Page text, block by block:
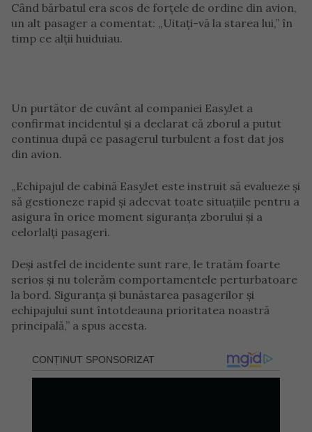
Când bărbatul era scos de forțele de ordine din avion,
un alt pasager a comentat: „Uitați-vă la starea lui,” în
timp ce alții huiduiau.
Un purtător de cuvânt al companiei EasyJet a
confirmat incidentul și a declarat că zborul a putut
continua după ce pasagerul turbulent a fost dat jos
din avion.
„Echipajul de cabină EasyJet este instruit să evalueze și
să gestioneze rapid și adecvat toate situațiile pentru a
asigura în orice moment siguranța zborului și a
celorlalți pasageri.
Deși astfel de incidente sunt rare, le tratăm foarte
serios și nu tolerăm comportamentele perturbatoare
la bord. Siguranța și bunăstarea pasagerilor și
echipajului sunt întotdeauna prioritatea noastră
principală,” a spus acesta.